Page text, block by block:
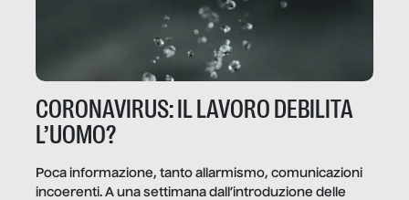
CORONAVIRUS: IL LAVORO DEBILITA
L’UOMO?
Poca informazione, tanto allarmismo, comunicazioni
incoerenti. A una settimana dall’introduzione delle